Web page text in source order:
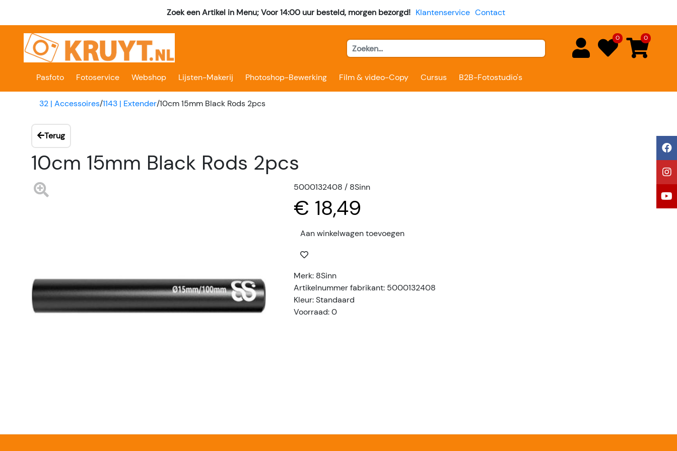
Zoek een Artikel in Menu; Voor 14:00 uur besteld, morgen bezorgd! Klantenservice Contact
0 0
Pasfoto Fotoservice Webshop Lijsten-Makerij Photoshop-Bewerking Film & video-Copy Cursus B2B-Fotostudio's
32 | Accessoires/1143 | Extender/10cm 15mm Black Rods 2pcs
Terug
10cm 15mm Black Rods 2pcs
5000132408 / 8Sinn
€ 18,49
Aan winkelwagen toevoegen
Merk: 8Sinn
Artikelnummer fabrikant: 5000132408
Kleur: Standaard
Voorraad: 0